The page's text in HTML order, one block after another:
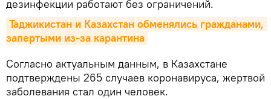
дезинфекции работают без ограничений.
Таджикистан и Казахстан обменялись гражданами,
запертыми из-за карантина
Согласно актуальным данным, в Казахстане
подтверждены 265 случаев коронавируса, жертвой
заболевания стал один человек.